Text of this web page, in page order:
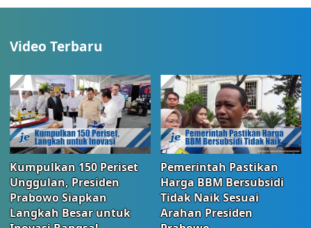
Video Terbaru
Kumpulkan 150 Periset
Unggulan, Presiden
Prabowo Siapkan
Langkah Besar untuk
Pemerintah Pastikan
Harga BBM Bersubsidi
Tidak Naik Sesuai
Arahan Presiden